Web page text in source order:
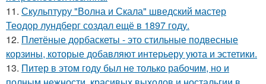
11. Скульптуру "Волна и Скала" шведский мастер
Теодор лундберг создал ещё в 1897 году.
12. Плетёные дорбаскеты - это стильные подвесные
корзины, которые добавляют интерьеру уюта и эстетики.
13. Питер в этом году был не только рабочим, но и